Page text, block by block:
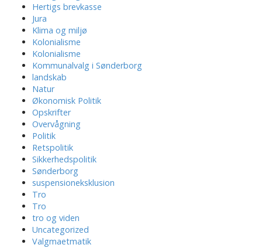
Hertigs brevkasse
Jura
Klima og miljø
Kolonialisme
Kolonialisme
Kommunalvalg i Sønderborg
landskab
Natur
Økonomisk Politik
Opskrifter
Overvågning
Politik
Retspolitik
Sikkerhedspolitik
Sønderborg
suspensioneksklusion
Tro
Tro
tro og viden
Uncategorized
Valgmaetmatik